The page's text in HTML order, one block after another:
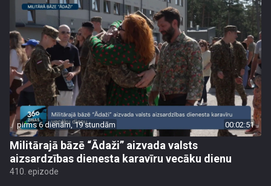
pirms 6 dienām, 19 stundām 00:02:51
Militārajā bāzē “Ādaži” aizvada valsts
aizsardzības dienesta karavīru vecāku dienu
410. epizode